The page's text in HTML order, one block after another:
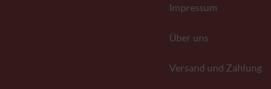
Impressum
Über uns
Versand und Zahlung